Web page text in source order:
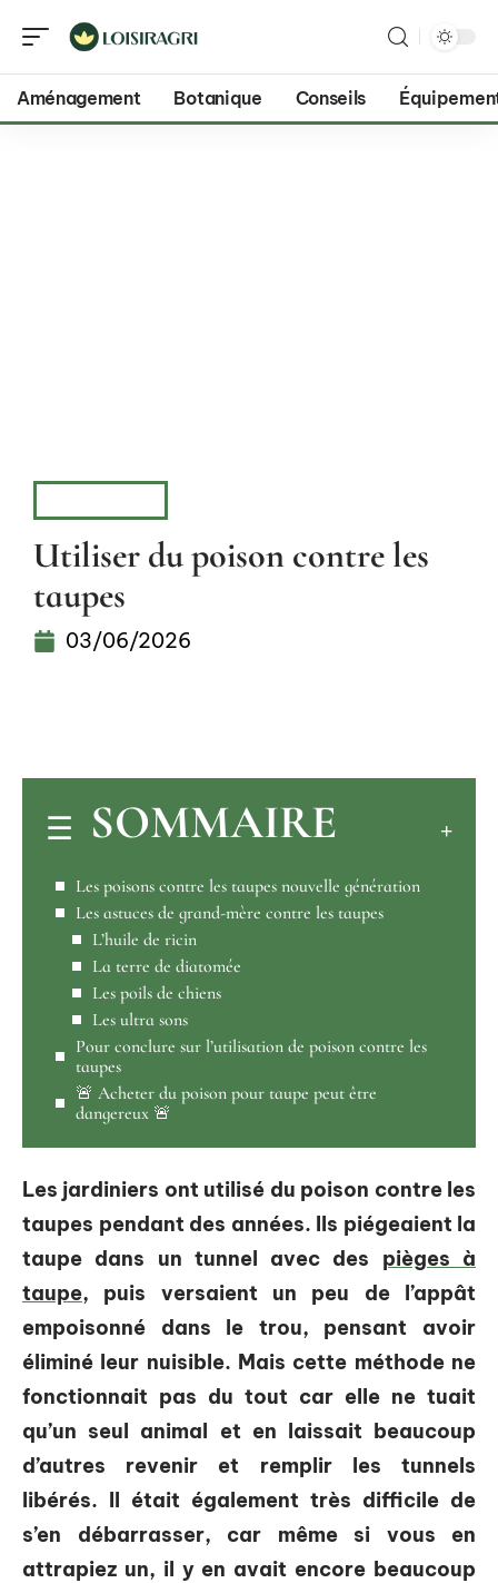
Aménagement Botanique Conseils
Utiliser du poison contre les
taupes
03/06/2026
SOMMAIRE
Les poisons contre les taupes nouvelle génération
Les astuces de grand-mère contre les taupes
L’huile de ricin
La terre de diatomée
Les poils de chiens
Les ultra sons
Pour conclure sur l’utilisation de poison contre les
taupes
🚨 Acheter du poison pour taupe peut être
dangereux 🚨
Les jardiniers ont utilisé du poison contre les
taupes pendant des années. Ils piégeaient la
taupe dans un tunnel avec des pièges à
taupe, puis versaient un peu de l’appât
empoisonné dans le trou, pensant avoir
éliminé leur nuisible. Mais cette méthode ne
fonctionnait pas du tout car elle ne tuait
qu’un seul animal et en laissait beaucoup
d’autres revenir et remplir les tunnels
libérés. Il était également très difficile de
s’en débarrasser, car même si vous en
attrapiez un, il y en avait encore beaucoup